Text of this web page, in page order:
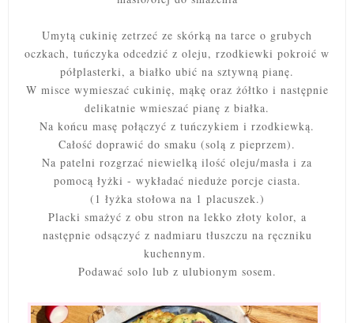
Umytą cukinię zetrzeć ze skórką na tarce o grubych
oczkach, tuńczyka odcedzić z oleju, rzodkiewki pokroić w
półplasterki, a białko ubić na sztywną pianę.
W misce wymieszać cukinię, mąkę oraz żółtko i następnie
delikatnie wmieszać pianę z białka.
Na końcu masę połączyć z tuńczykiem i rzodkiewką.
Całość doprawić do smaku (solą z pieprzem).
Na patelni rozgrzać niewielką ilość oleju/masła i za
pomocą łyżki - wykładać nieduże porcje ciasta.
(1 łyżka stołowa na 1 placuszek.)
Placki smażyć z obu stron na lekko złoty kolor, a
następnie odsączyć z nadmiaru tłuszczu na ręczniku
kuchennym.
Podawać solo lub z ulubionym sosem.